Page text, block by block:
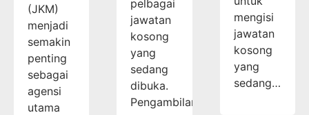
(JKM)
menjadi
semakin
penting
sebagai
agensi
utama
pelbagai
jawatan
kosong
yang
sedang
dibuka.
Pengambilan…
mengisi
jawatan
kosong
yang
sedang…